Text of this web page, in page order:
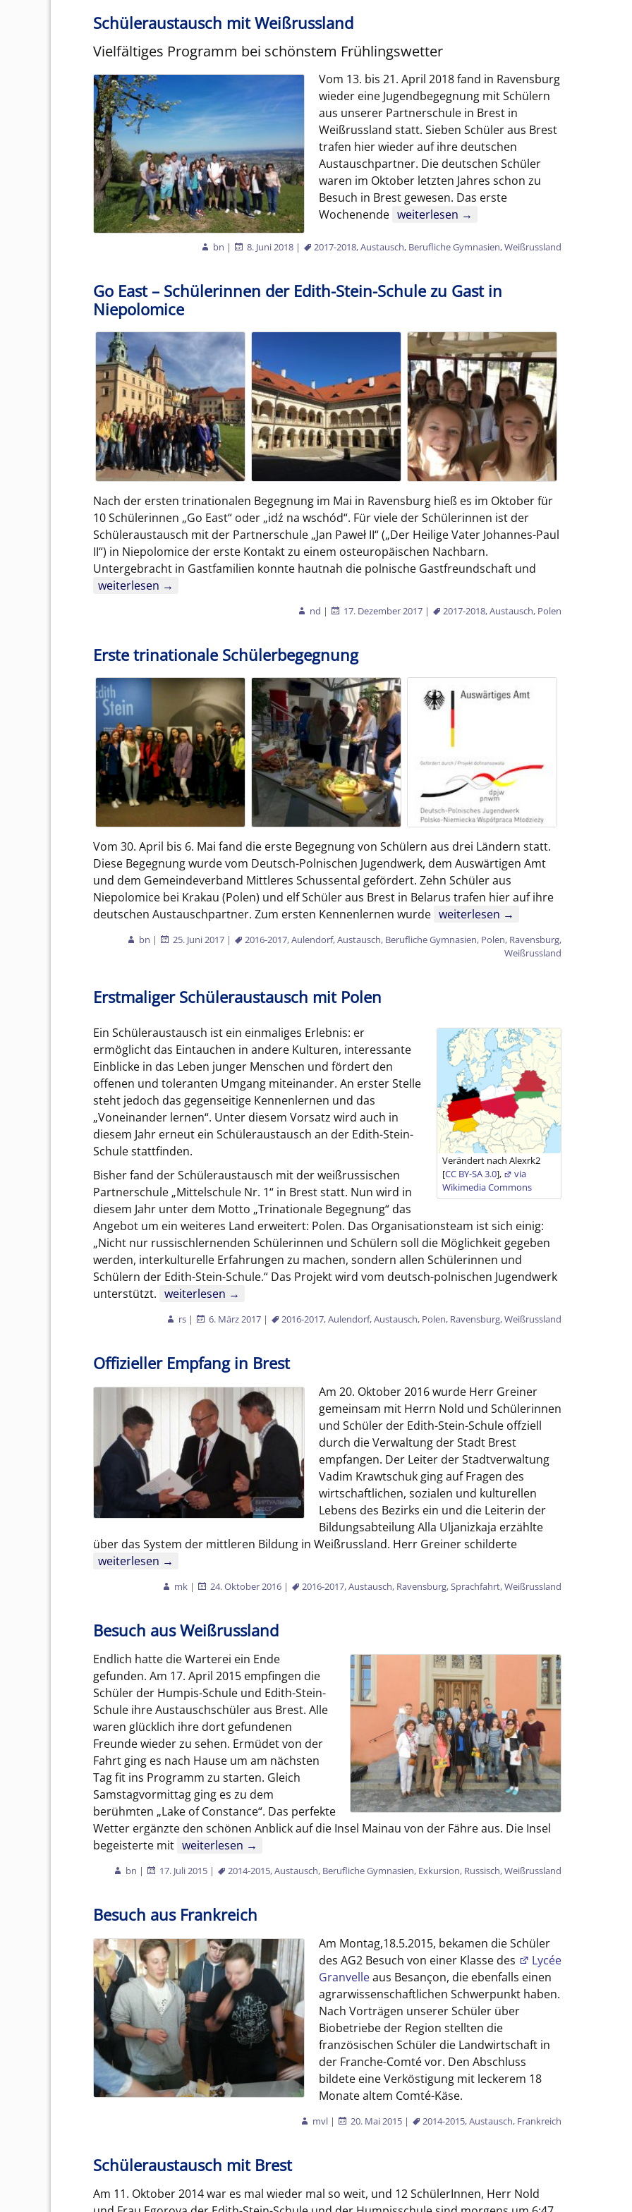
Schulleitung
Organigramm
Ferienkalender
Unser Leitbild
Elternvertretung
Förderverein
Beratung und
Unterstützung
Kooperationen
Ravensburg
Sozialwissenschaftliche
Richtung – Gesundheit
Sozialwissenschaftliche
Richtung – Soziales
Fächerwahl in der
Eingangsklasse
Berufskolleg
Berufskolleg für
Gesundheit und Pflege
Berufskolleg zur
Erlangung der
Fachhochschulreife
Duales Berufskolleg
Fachrichtung Soziales
Berufsfachschule mit
AVdual
dual
Berufsfachschule –
Hauswirtschaft und
Ernährung
Berufsfachschule –
Gesundheit und Pflege
Berufsfachschule für
sozialpädagogische
Assistenz
VABO
Berufsschule
Medizinische/r
Fachangestellte/r
Tiermedizinische/r
Zahnmedizinische/r
Pharmazeutisch-kfm.
Angestellte/r
Kaufleute im
Gesundheitswesen
Anmelden
Bildung für
Schulsanitätsdienst
Schülermitverantwortung
Juniorenfirma
Schülerarbeiten
Beratungslehrerin
Schulseelsorge
Schulsozialarbeit
Schülerinformationen
Schüleraustausch mit Weißrussland
Vielfältiges Programm bei schönstem Frühlingswetter
Vom 13. bis 21. April 2018 fand in Ravensburg
wieder eine Jugendbegegnung mit Schülern
aus unserer Partnerschule in Brest in
Weißrussland statt. Sieben Schüler aus Brest
trafen hier wieder auf ihre deutschen
Austauschpartner. Die deutschen Schüler
waren im Oktober letzten Jahres schon zu
Besuch in Brest gewesen. Das erste
Wochenende Schüleraustausch mit Weißrussland
weiterlesen →
bn | 8. Juni 2018 | 2017-2018,Austausch, Berufliche Gymnasien,Weißrussland
Go East – Schülerinnen der Edith-Stein-Schule zu Gast in
Niepolomice
Nach der ersten trinationalen Begegnung im Mai in Ravensburg hieß es im Oktober für
10 Schülerinnen „Go East“ oder „idź na wschód“. Für viele der Schülerinnen ist der
Schüleraustausch mit der Partnerschule „Jan Paweł II“ („Der Heilige Vater Johannes-Paul
II“) in Niepolomice der erste Kontakt zu einem osteuropäischen Nachbarn.
Untergebracht in Gastfamilien konnte hautnah die polnische Gastfreundschaft und
Go East – Schülerinnen der Edith-Stein-Schule zu Gast in Niepolomice
weiterlesen →
nd | 17. Dezember 2017 | 2017-2018,Austausch, Polen
Erste trinationale Schülerbegegnung
Vom 30. April bis 6. Mai fand die erste Begegnung von Schülern aus drei Ländern statt.
Diese Begegnung wurde vom Deutsch-Polnischen Jugendwerk, dem Auswärtigen Amt
und dem Gemeindeverband Mittleres Schussental gefördert. Zehn Schüler aus
Niepolomice bei Krakau (Polen) und elf Schüler aus Brest in Belarus trafen hier auf ihre
deutschen Austauschpartner. Zum ersten Kennenlernen wurde Erste trinationale
weiterlesen →
bn | 25. Juni 2017 | 2016-2017,Aulendorf,Austausch, Berufliche Gymnasien, Polen, Ravensburg,
Weißrussland
Erstmaliger Schüleraustausch mit Polen
Verändert nach Alexrk2
[CC BY-SA 3.0],
via
Wikimedia Commons
Ein Schüleraustausch ist ein einmaliges Erlebnis: er
ermöglicht das Eintauchen in andere Kulturen, interessante
Einblicke in das Leben junger Menschen und fördert den
offenen und toleranten Umgang miteinander. An erster Stelle
steht jedoch das gegenseitige Kennenlernen und das
„Voneinander lernen“. Unter diesem Vorsatz wird auch in
diesem Jahr erneut ein Schüleraustausch an der Edith-Stein-
Schule stattfinden.
Bisher fand der Schüleraustausch mit der weißrussischen
Partnerschule „Mittelschule Nr. 1“ in Brest statt. Nun wird in
diesem Jahr unter dem Motto „Trinationale Begegnung“ das
Angebot um ein weiteres Land erweitert: Polen. Das Organisationsteam ist sich einig:
„Nicht nur russischlernenden Schülerinnen und Schülern soll die Möglichkeit gegeben
werden, interkulturelle Erfahrungen zu machen, sondern allen Schülerinnen und
Schülern der Edith-Stein-Schule.“ Das Projekt wird vom deutsch-polnischen Jugendwerk
unterstützt. Erstmaliger Schüleraustausch mit Polen
weiterlesen →
rs | 6. März 2017 | 2016-2017,Aulendorf,Austausch, Polen, Ravensburg,Weißrussland
Offizieller Empfang in Brest
Am 20. Oktober 2016 wurde Herr Greiner
gemeinsam mit Herrn Nold und Schülerinnen
und Schüler der Edith-Stein-Schule offziell
durch die Verwaltung der Stadt Brest
empfangen. Der Leiter der Stadtverwaltung
Vadim Krawtschuk ging auf Fragen des
wirtschaftlichen, sozialen und kulturellen
Lebens des Bezirks ein und die Leiterin der
Bildungsabteilung Alla Uljanizkaja erzählte
über das System der mittleren Bildung in Weißrussland. Herr Greiner schilderte
Offizieller Empfang in Brest
weiterlesen →
mk | 24. Oktober 2016 | 2016-2017,Austausch, Ravensburg,Sprachfahrt,Weißrussland
Besuch aus Weißrussland
Endlich hatte die Warterei ein Ende
gefunden. Am 17. April 2015 empfingen die
Schüler der Humpis-Schule und Edith-Stein-
Schule ihre Austauschschüler aus Brest. Alle
waren glücklich ihre dort gefundenen
Freunde wieder zu sehen. Ermüdet von der
Fahrt ging es nach Hause um am nächsten
Tag fit ins Programm zu starten. Gleich
Samstagvormittag ging es zu dem
berühmten „Lake of Constance“. Das perfekte
Wetter ergänzte den schönen Anblick auf die Insel Mainau von der Fähre aus. Die Insel
begeisterte mit Besuch aus Weißrussland
weiterlesen →
bn | 17. Juli 2015 | 2014-2015,Austausch, Berufliche Gymnasien, Exkursion, Russisch,Weißrussland
Besuch aus Frankreich
Am Montag,18.5.2015, bekamen die Schüler
des AG2 Besuch von einer Klasse des
Lycée
Granvelleaus Besançon, die ebenfalls einen
agrarwissenschaftlichen Schwerpunkt haben.
Nach Vorträgen unserer Schüler über
Biobetriebe der Region stellten die
französischen Schüler die Landwirtschaft in
der Franche-Comté vor. Den Abschluss
bildete eine Verköstigung mit leckerem 18
Monate altem Comté-Käse.
mvl | 20. Mai 2015 | 2014-2015,Austausch, Frankreich
Schüleraustausch mit Brest
Am 11. Oktober 2014 war es mal wieder mal so weit, und 12 SchülerInnen, Herr Nold